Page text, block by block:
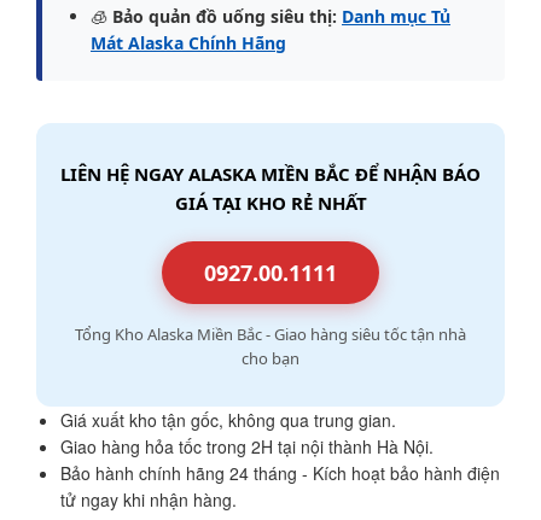
🧊 Bảo quản đồ uống siêu thị: Danh mục Tủ
Mát Alaska Chính Hãng
LIÊN HỆ NGAY ALASKA MIỀN BẮC ĐỂ NHẬN BÁO
GIÁ TẠI KHO RẺ NHẤT
0927.00.1111
Tổng Kho Alaska Miền Bắc - Giao hàng siêu tốc tận nhà
cho bạn
Giá xuất kho tận gốc, không qua trung gian.
Giao hàng hỏa tốc trong 2H tại nội thành Hà Nội.
Bảo hành chính hãng 24 tháng - Kích hoạt bảo hành điện
tử ngay khi nhận hàng.